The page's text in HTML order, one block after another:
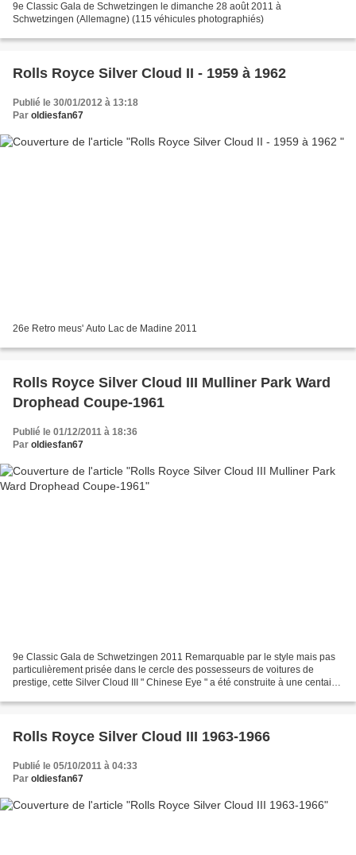
9e Classic Gala de Schwetzingen le dimanche 28 août 2011 à
Schwetzingen (Allemagne) (115 véhicules photographiés)
Rolls Royce Silver Cloud II - 1959 à 1962
Publié le 30/01/2012 à 13:18
Par oldiesfan67
26e Retro meus' Auto Lac de Madine 2011
Rolls Royce Silver Cloud III Mulliner Park Ward
Drophead Coupe-1961
Publié le 01/12/2011 à 18:36
Par oldiesfan67
9e Classic Gala de Schwetzingen 2011 Remarquable par le style mais pas
particulièrement prisée dans le cercle des possesseurs de voitures de
prestige, cette Silver Cloud III " Chinese Eye " a été construite à une centaine
Rolls Royce Silver Cloud III 1963-1966
Publié le 05/10/2011 à 04:33
Par oldiesfan67